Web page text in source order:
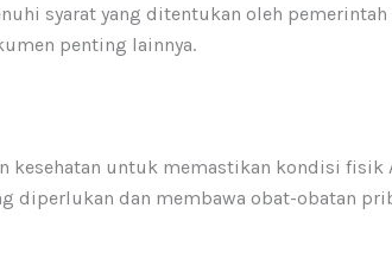
syarat yang ditentukan oleh
penting lainnya.
kesehatan untuk memastikan kondisi fisik
diperlukan dan membawa obat-obatan